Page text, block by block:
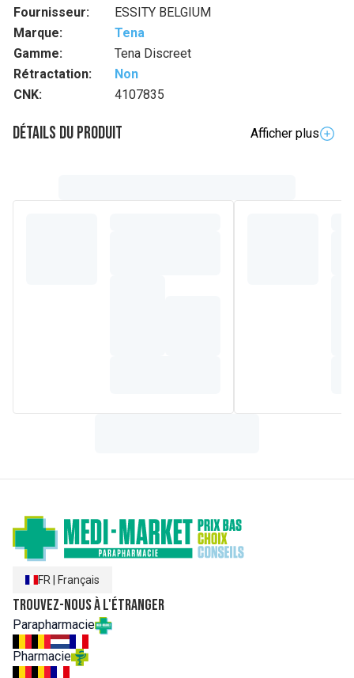
Fournisseur:
ESSITY BELGIUM
Marque:
Tena
Gamme:
Tena Discreet
Rétractation:
Non
CNK:
4107835
Détails du produit
Afficher plus
occasionnelles. Ultra fines et super absorbantes, elles
FR Français
Trouvez-nous à l'étranger
Parapharmacie
Pharmacie